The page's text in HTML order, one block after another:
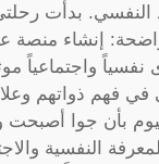
النفسي. بدأت
برؤية واضحة: إنشاء منصة
واجتماعياً
فهم ذواتهم
بأن جوا أصبحت
النفسية